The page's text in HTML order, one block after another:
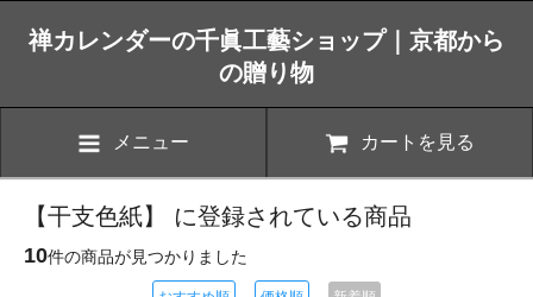
禅カレンダーの千眞工藝ショップ｜京都から
の贈り物
メニュー カートを見る
【干支色紙】 に登録されている商品
10件の商品が見つかりました